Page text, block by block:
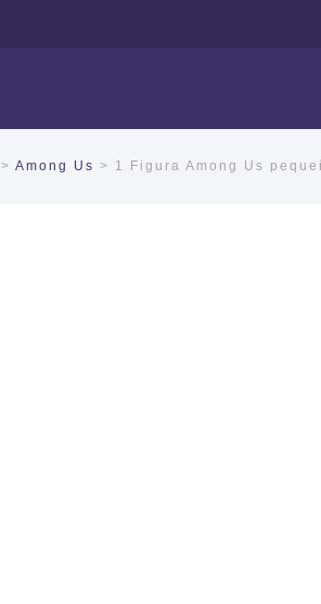
> Among Us > 1 Figura Among Us